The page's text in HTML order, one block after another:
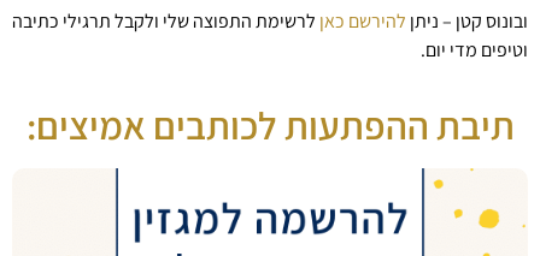
ובונוס קטן – ניתן להירשם כאן לרשימת התפוצה שלי ולקבל תרגילי כתיבה
וטיפים מדי יום.
תיבת ההפתעות לכותבים אמיצים: